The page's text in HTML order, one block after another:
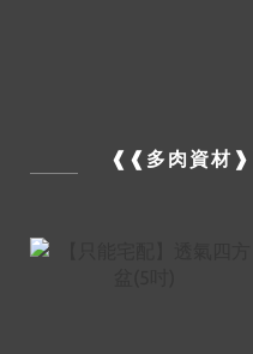
❰❰多肉資材